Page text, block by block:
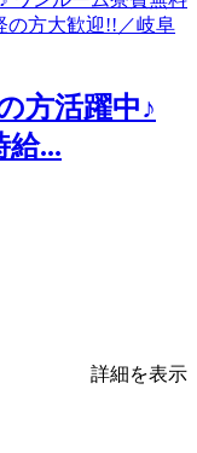
方活躍中♪
給...
詳細を表示